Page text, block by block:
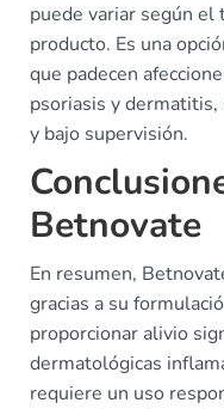
puede variar según
producto. Es una
que padecen
psoriasis y
y bajo supervisión.
Betnovate
En resumen,
gracias a su
proporcionar alivio
dermatológicas
requiere un uso